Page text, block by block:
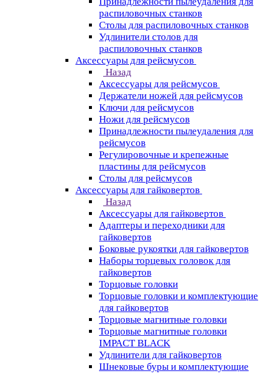
распиловочных станков
Столы для распиловочных станков
Удлинители столов для
распиловочных станков
Аксессуары для рейсмусов
Назад
Аксессуары для рейсмусов
Держатели ножей для рейсмусов
Ключи для рейсмусов
Ножи для рейсмусов
Принадлежности пылеудаления для
рейсмусов
Регулировочные и крепежные
пластины для рейсмусов
Столы для рейсмусов
Аксессуары для гайковертов
Назад
Аксессуары для гайковертов
Адаптеры и переходники для
гайковертов
Боковые рукоятки для гайковертов
Наборы торцевых головок для
гайковертов
Торцовые головки
Торцовые головки и комплектующие
для гайковертов
Торцовые магнитные головки
Торцовые магнитные головки
IMPACT BLACK
Удлинители для гайковертов
Шнековые буры и комплектующие